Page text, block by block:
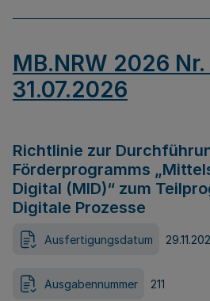
MB.NRW 2026 Nr.
31.07.2026
Richtlinie zur
Förderprogramms
Digital (MID)“ zum
Digitale Prozesse
Ausfertigungsdatum
Ausgabennummer 211